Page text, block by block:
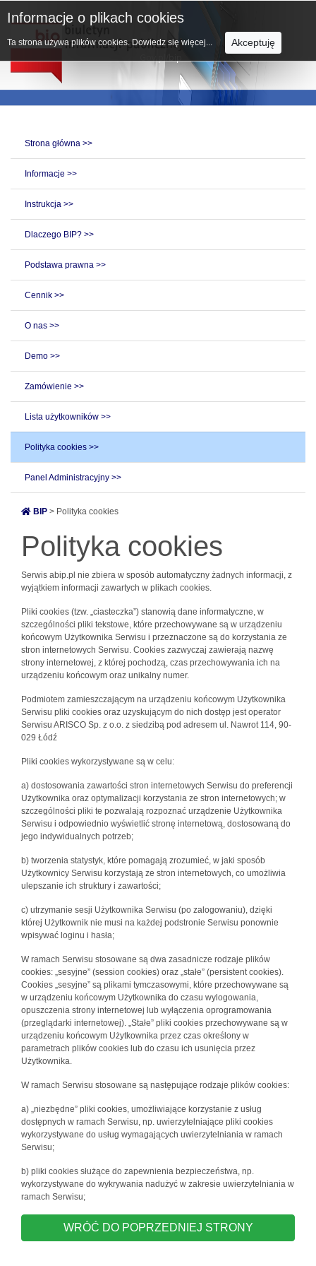
Strona główna >>
Informacje >>
Instrukcja >>
Dlaczego BIP? >>
Podstawa prawna >>
Cennik >>
O nas >>
Demo >>
Zamówienie >>
Lista użytkowników >>
Polityka cookies >>
Panel Administracyjny >>
BIP > Polityka cookies
Polityka cookies
Serwis abip.pl nie zbiera w sposób automatyczny żadnych informacji, z
wyjątkiem informacji zawartych w plikach cookies.
Pliki cookies (tzw. „ciasteczka”) stanowią dane informatyczne, w
szczególności pliki tekstowe, które przechowywane są w urządzeniu
końcowym Użytkownika Serwisu i przeznaczone są do korzystania ze
stron internetowych Serwisu. Cookies zazwyczaj zawierają nazwę
strony internetowej, z której pochodzą, czas przechowywania ich na
urządzeniu końcowym oraz unikalny numer.
Podmiotem zamieszczającym na urządzeniu końcowym Użytkownika
Serwisu pliki cookies oraz uzyskującym do nich dostęp jest operator
Serwisu ARISCO Sp. z o.o. z siedzibą pod adresem ul. Nawrot 114, 90-
029 Łódź
Pliki cookies wykorzystywane są w celu:
a) dostosowania zawartości stron internetowych Serwisu do preferencji
Użytkownika oraz optymalizacji korzystania ze stron internetowych; w
szczególności pliki te pozwalają rozpoznać urządzenie Użytkownika
Serwisu i odpowiednio wyświetlić stronę internetową, dostosowaną do
jego indywidualnych potrzeb;
b) tworzenia statystyk, które pomagają zrozumieć, w jaki sposób
Użytkownicy Serwisu korzystają ze stron internetowych, co umożliwia
ulepszanie ich struktury i zawartości;
c) utrzymanie sesji Użytkownika Serwisu (po zalogowaniu), dzięki
której Użytkownik nie musi na każdej podstronie Serwisu ponownie
wpisywać loginu i hasła;
W ramach Serwisu stosowane są dwa zasadnicze rodzaje plików
cookies: „sesyjne” (session cookies) oraz „stałe” (persistent cookies).
Cookies „sesyjne” są plikami tymczasowymi, które przechowywane są
w urządzeniu końcowym Użytkownika do czasu wylogowania,
opuszczenia strony internetowej lub wyłączenia oprogramowania
(przeglądarki internetowej). „Stałe” pliki cookies przechowywane są w
urządzeniu końcowym Użytkownika przez czas określony w
parametrach plików cookies lub do czasu ich usunięcia przez
Użytkownika.
W ramach Serwisu stosowane są następujące rodzaje plików cookies:
a) „niezbędne” pliki cookies, umożliwiające korzystanie z usług
dostępnych w ramach Serwisu, np. uwierzytelniające pliki cookies
wykorzystywane do usług wymagających uwierzytelniania w ramach
Serwisu;
b) pliki cookies służące do zapewnienia bezpieczeństwa, np.
wykorzystywane do wykrywania nadużyć w zakresie uwierzytelniania w
ramach Serwisu;
WRÓĆ DO POPRZEDNIEJ STRONY
Informacje o plikach cookies
Ta strona używa plików cookies. Dowiedz się więcej... Akceptuję